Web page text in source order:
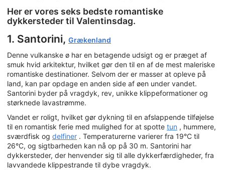
Her er vores seks bedste romantiske
dykkersteder til Valentinsdag.
1. Santorini, Grækenland
Denne vulkanske ø har en betagende udsigt og er præget af
smuk hvid arkitektur, hvilket gør den til en af de mest maleriske
romantiske destinationer. Selvom der er masser at opleve på
land, kan par opdage en anden side af øen under vandet.
Santorini byder på vragdyk, rev, unikke klippeformationer og
størknede lavastrømme.
Vandet er roligt, hvilket gør dykning til en afslappende tilføjelse
til en romantisk ferie med mulighed for at spotte tun , hummere,
sværdfisk og delfiner . Temperaturerne varierer fra 19°C til
26°C, og sigtbarheden kan nå op på 30 m. Santorini har
dykkersteder, der henvender sig til alle dykkerfærdigheder, fra
lavvandede klippestrande til dybe vragdyk.